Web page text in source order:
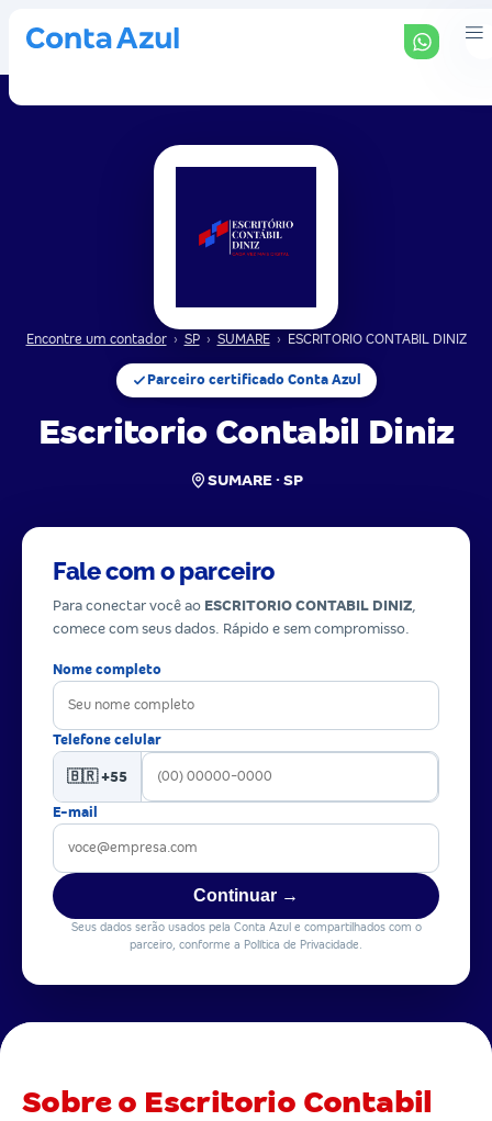
Encontre um contador › SP › SUMARE › ESCRITORIO CONTABIL DINIZ
Parceiro certificado Conta Azul
Escritorio Contabil Diniz
SUMARE · SP
Fale com o parceiro
Para conectar você ao ESCRITORIO CONTABIL DINIZ,
comece com seus dados. Rápido e sem compromisso.
Nome completo
Telefone celular
🇧🇷 +55
E-mail
Continuar →
Seus dados serão usados pela Conta Azul e compartilhados com o
parceiro, conforme a Política de Privacidade.
Sobre o Escritorio Contabil